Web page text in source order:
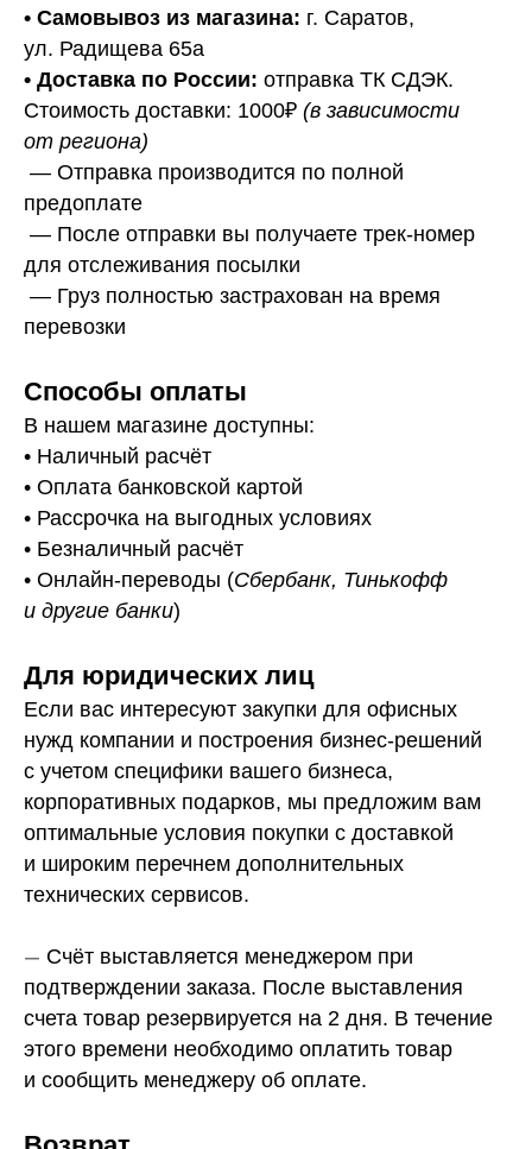
• Самовывоз из магазина: г. Саратов,
ул. Радищева 65а
• Доставка по России: отправка ТК СДЭК.
Стоимость доставки: 1000₽ (в зависимости
от региона)
— Отправка производится по полной
предоплате
— После отправки вы получаете трек-номер
для отслеживания посылки
— Груз полностью застрахован на время
перевозки
Способы оплаты
В нашем магазине доступны:
• Наличный расчёт
• Оплата банковской картой
• Рассрочка на выгодных условиях
• Безналичный расчёт
• Онлайн-переводы (Сбербанк, Тинькофф
и другие банки)
Для юридических лиц
Если вас интересуют закупки для офисных
нужд компании и построения бизнес-решений
с учетом специфики вашего бизнеса,
корпоративных подарков, мы предложим вам
оптимальные условия покупки с доставкой
и широким перечнем дополнительных
технических сервисов.
— Счёт выставляется менеджером при
подтверждении заказа. После выставления
счета товар резервируется на 2 дня. В течение
этого времени необходимо оплатить товар
и сообщить менеджеру об оплате.